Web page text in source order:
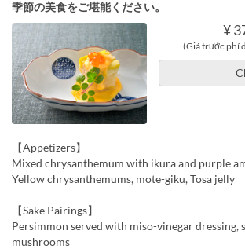
季節の美食をご堪能ください。
¥
(Giá trước phí
【Appetizers】
Mixed chrysanthemum with ikura and purple
Yellow chrysanthemums, mote-giku, Tosa jelly
【Sake Pairings】
Persimmon served with miso-vinegar dressing,
mushrooms